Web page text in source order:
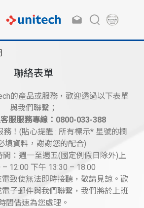
聯絡表單
的產品或服務，歡迎透過以下表單
與我們聯繫；
服服務專線：0800-033-388
！(貼心提醒 : 所有標示* 星號的欄
填資料，謝謝您的配合)
：週一至週五(國定例假日除外)上
– 12:00 下午 13:30 – 18:00
致使無法即時接聽，敬請見諒。歡
子郵件與我們聯繫，我們將於上班
間儘速為您處理。